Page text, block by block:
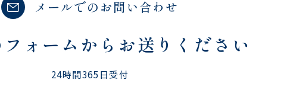
メールでのお問い合わせ
フォームからお送りください
24時間365日受付